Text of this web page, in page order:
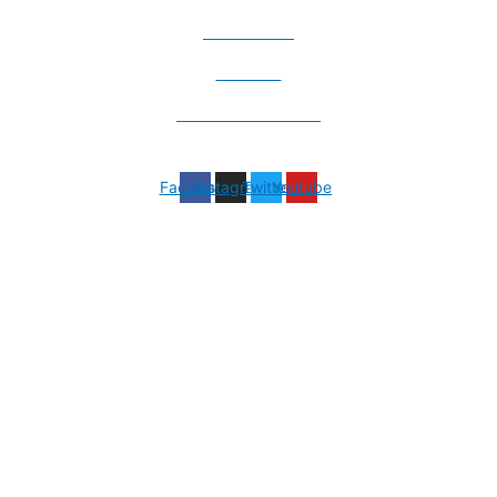
FacebookInstagramTwitterYoutube